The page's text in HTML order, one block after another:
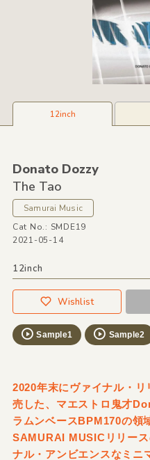
12inch
Donato Dozzy
The Tao
Samurai Music
Cat No.: SMDE19
2021-05-14
12inch
Wishlist
Sample1 Sample2
2020年末にヴァイナル・
売した、マエストロ鬼才
ラムンベースBPM170の領
SAMURAI MUSICリリー
ナル・アンビエンスなミニ